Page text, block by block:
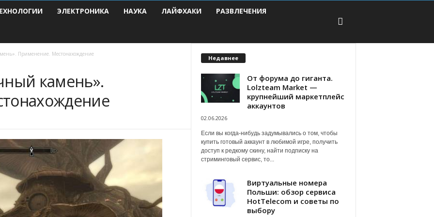
ЭЛЕКТРОНИКА НАУКА ЛАЙФХАКИ РАЗВЛЕЧЕНИЯ
Применение. Местонахождение
камень».
Недавнее
От форума до гиганта.
Lolzteam Market —
крупнейший маркетплейс
аккаунтов
02.06.2026
Если вы когда-нибудь задумывались о том, чтобы
купить готовый аккаунт в любимой игре, получить
доступ к редкому скину, найти подписку на
стриминговый сервис, то...
Виртуальные номера
Польши: обзор сервиса
HotTelecom и советы по
выбору